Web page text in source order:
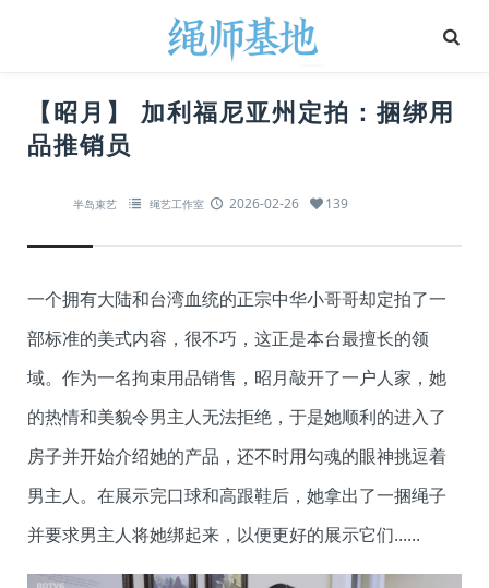
【昭月】 加利福尼亚州定拍：捆绑用
品推销员
半岛束艺 绳艺工作室 2026-02-26 139
一个拥有大陆和台湾血统的正宗中华小哥哥却定拍了一
部标准的美式内容，很不巧，这正是本台最擅长的领
域。作为一名拘束用品销售，昭月敲开了一户人家，她
的热情和美貌令男主人无法拒绝，于是她顺利的进入了
房子并开始介绍她的产品，还不时用勾魂的眼神挑逗着
男主人。在展示完口球和高跟鞋后，她拿出了一捆绳子
并要求男主人将她绑起来，以便更好的展示它们......